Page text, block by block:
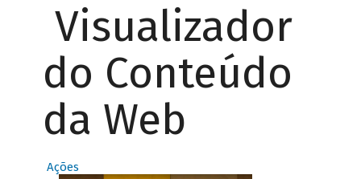
Visualizador
do Conteúdo
da Web
Ações